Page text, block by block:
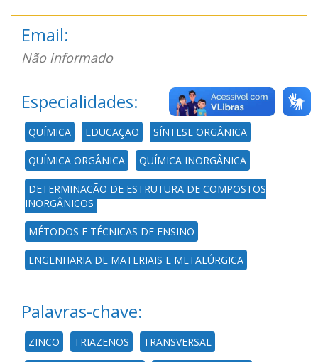
Email:
Não informado
Especialidades:
QUÍMICA EDUCAÇÃO SÍNTESE ORGÂNICA
QUÍMICA ORGÂNICA QUÍMICA INORGÂNICA
DETERMINAÇÃO DE ESTRUTURA DE COMPOSTOS
INORGÂNICOS
MÉTODOS E TÉCNICAS DE ENSINO
ENGENHARIA DE MATERIAIS E METALÚRGICA
Palavras-chave:
ZINCO TRIAZENOS TRANSVERSAL